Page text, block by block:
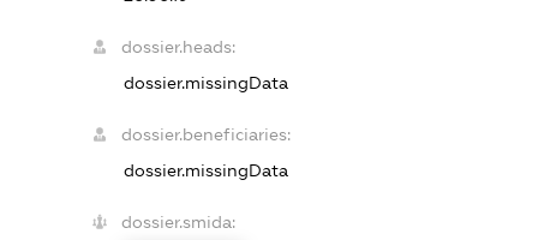
dossier.heads:
dossier.missingData
dossier.beneficiaries:
dossier.missingData
dossier.smida: